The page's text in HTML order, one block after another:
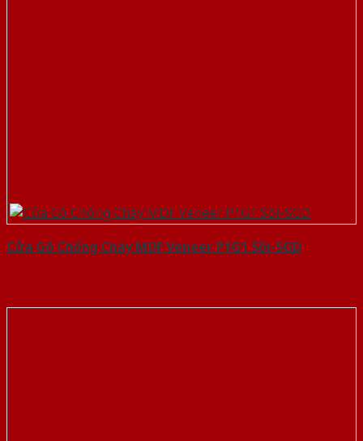
Cửa Gỗ Chống Cháy MDF Veneer P1G1 Sồi-SGD